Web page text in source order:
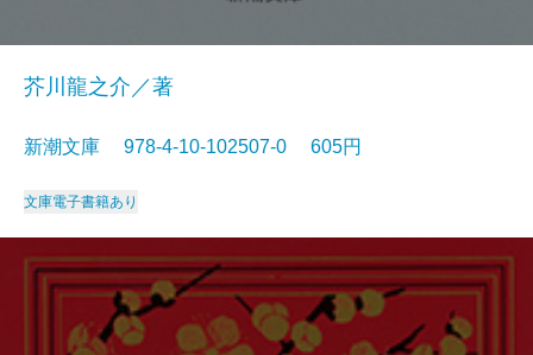
芥川龍之介／著
新潮文庫 978-4-10-102507-0 605円
文庫電子書籍あり